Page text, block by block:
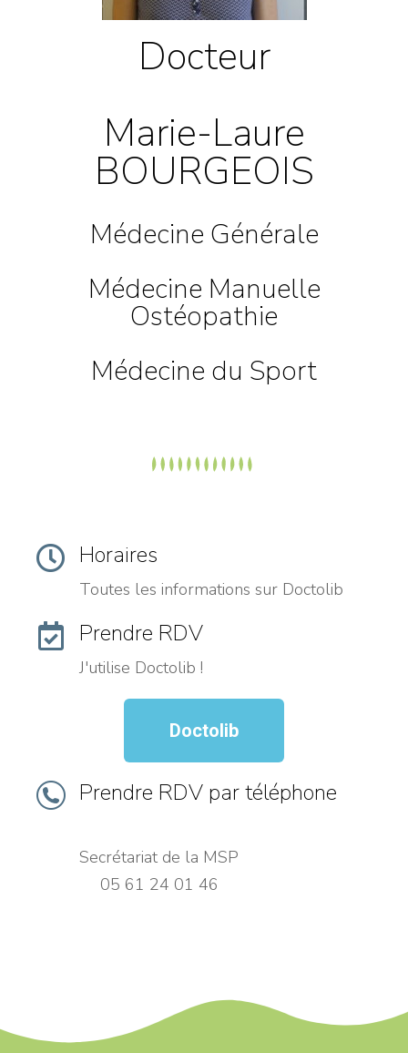
Docteur
Marie-Laure
BOURGEOIS
Médecine Générale
Médecine Manuelle
Ostéopathie
Médecine du Sport
Horaires
Toutes les informations sur Doctolib
Prendre RDV
J'utilise Doctolib !
Doctolib
Prendre RDV par téléphone
Secrétariat de la MSP
05 61 24 01 46